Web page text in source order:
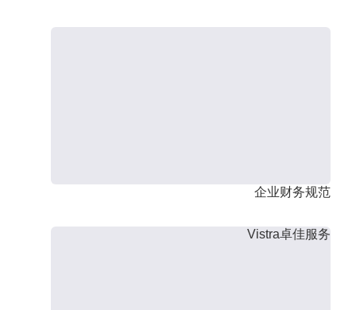
企业财务规范
Vistra卓佳服务